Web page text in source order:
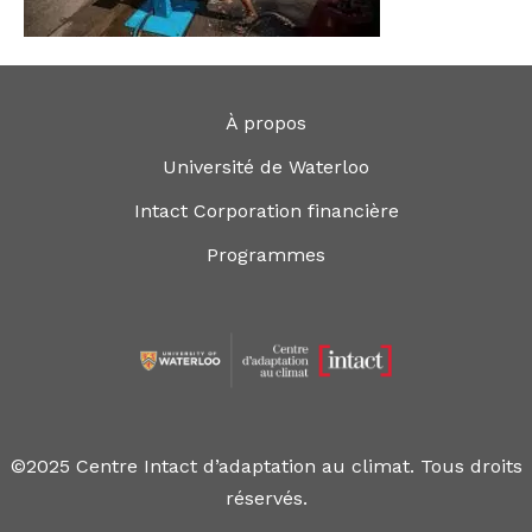
À propos
Université de Waterloo
Intact Corporation financière
Programmes
©2025 Centre Intact d’adaptation au climat. Tous droits
réservés.